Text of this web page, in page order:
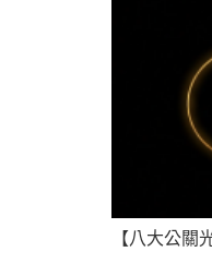
【八大公